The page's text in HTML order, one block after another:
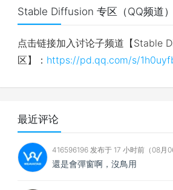
Stable Diffusion 专区（QQ频道）
点击链接加入讨论子频道【Stable
区】： https://pd.qq.com/s/
最近评论
416596196 发布于 17 小时前（08月
還是會彈窗啊，沒鳥用